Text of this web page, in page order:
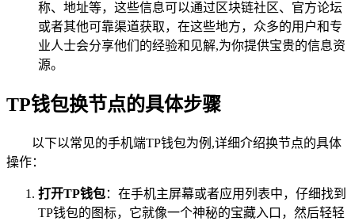
称、地址等，这些信息可以通过区块链社区、官方论坛
或者其他可靠渠道获取，在这些地方，众多的用户和专
业人士会分享他们的经验和见解,为你提供宝贵的信息资
源。
TP钱包换节点的具体步骤
以下以常见的手机端TP钱包为例,详细介绍换节点的具体
操作：
打开TP钱包：在手机主屏幕或者应用列表中，仔细找到
TP钱包的图标，它就像一个神秘的宝藏入口，然后轻轻